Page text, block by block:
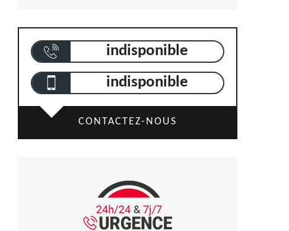
indisponible
indisponible
CONTACTEZ-NOUS